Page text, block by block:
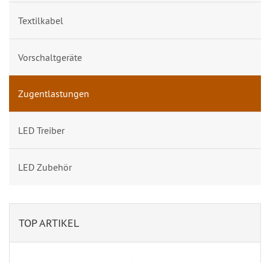
Textilkabel
Vorschaltgeräte
Zugentlastungen
LED Treiber
LED Zubehör
TOP ARTIKEL